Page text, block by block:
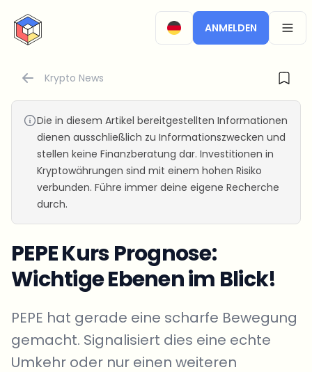
CryptoTicker
ANMELDEN
Krypto News
Die in diesem Artikel bereitgestellten Informationen
dienen ausschließlich zu Informationszwecken und
stellen keine Finanzberatung dar. Investitionen in
Kryptowährungen sind mit einem hohen Risiko
verbunden. Führe immer deine eigene Recherche
durch.
PEPE Kurs Prognose:
Wichtige Ebenen im Blick!
PEPE hat gerade eine scharfe Bewegung
gemacht. Signalisiert dies eine echte
Umkehr oder nur einen weiteren